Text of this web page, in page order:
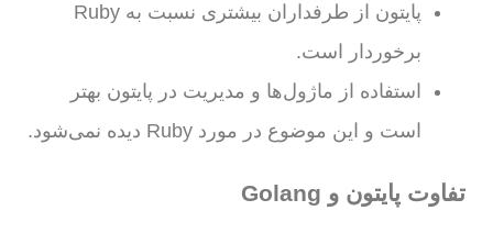
پایتون از طرفداران بیشتری نسبت به Ruby
برخوردار است.
استفاده از ماژول‌ها و مدیریت در پایتون بهتر
است و این موضوع در مورد Ruby دیده نمی‌شود.
تفاوت پایتون و Golang